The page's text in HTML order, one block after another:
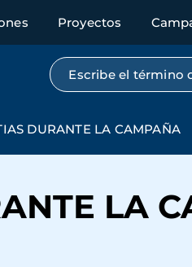
Proyectos
Búsqueda por
DURANTE LA CAMPAÑA
LA